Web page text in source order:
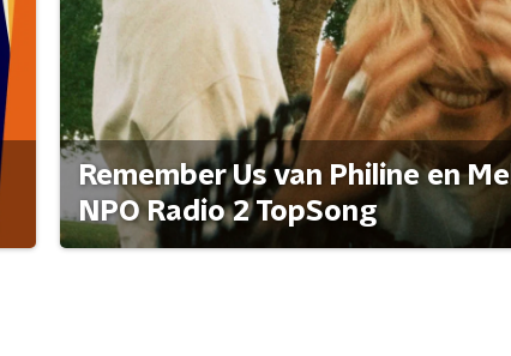
Remember Us van Philine en
NPO Radio 2 TopSong